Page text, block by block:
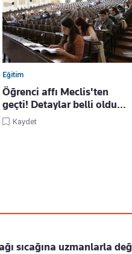
Eğitim
Öğrenci affı Meclis'ten
geçti! Detaylar belli oldu...
Kaydet
sıcağına uzmanlarla